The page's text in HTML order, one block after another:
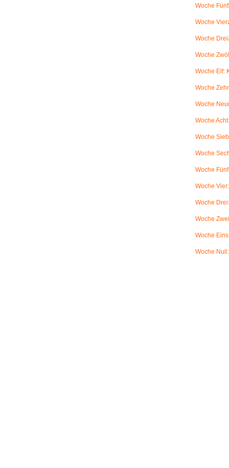
Woche
Woche
Woche
Woche
Woche Elf:
Woche
Woche
Woche
Woche
Woche
Woche
Woche
Woche
Woche
Woche
Woche